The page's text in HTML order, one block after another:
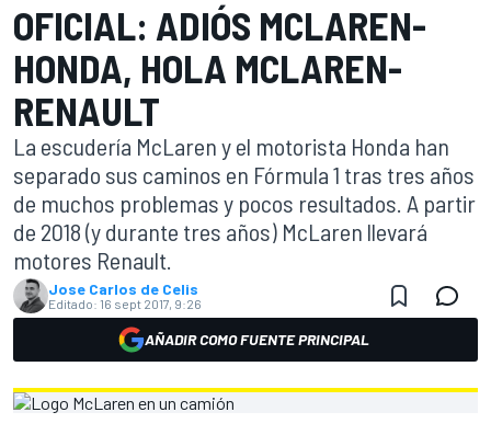
OFICIAL: ADIÓS MCLAREN-
HONDA, HOLA MCLAREN-
RENAULT
La escudería McLaren y el motorista Honda han
separado sus caminos en Fórmula 1 tras tres años
de muchos problemas y pocos resultados. A partir
de 2018 (y durante tres años) McLaren llevará
motores Renault.
Jose Carlos de Celis
Editado: 16 sept 2017, 9:26
AÑADIR COMO FUENTE PRINCIPAL